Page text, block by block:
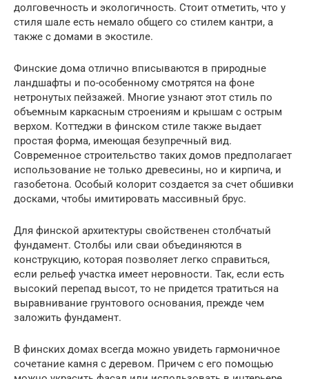
долговечность и экологичность. Стоит отметить, что у
стиля шале есть немало общего со стилем кантри, а
также с домами в экостиле.
Финские дома отлично вписываются в природные
ландшафты и по-особенному смотрятся на фоне
нетронутых пейзажей. Многие узнают этот стиль по
объемным каркасным строениям и крышам с острым
верхом. Коттеджи в финском стиле также выдает
простая форма, имеющая безупречный вид.
Современное строительство таких домов предполагает
использование не только древесины, но и кирпича, и
газобетона. Особый колорит создается за счет обшивки
досками, чтобы имитировать массивный брус.
Для финской архитектуры свойственен столбчатый
фундамент. Столбы или сваи объединяются в
конструкцию, которая позволяет легко справиться,
если рельеф участка имеет неровности. Так, если есть
высокий перепад высот, то не придется тратиться на
выравнивание грунтового основания, прежде чем
заложить фундамент.
В финских домах всегда можно увидеть гармоничное
сочетание камня с деревом. Причем с его помощью